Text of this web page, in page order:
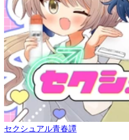
セクシュアル青春譚